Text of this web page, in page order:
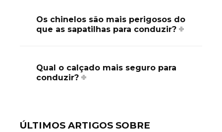
Os chinelos são mais perigosos do
que as sapatilhas para conduzir?
Qual o calçado mais seguro para
conduzir?
ÚLTIMOS ARTIGOS SOBRE